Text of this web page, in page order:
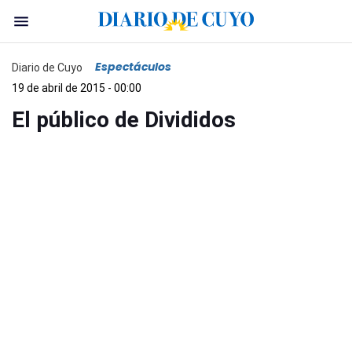
Diario de Cuyo Espectáculos
19 de abril de 2015 - 00:00
El público de Divididos